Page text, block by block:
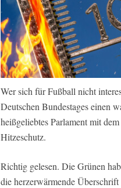
Wer sich für Fußball nicht
Deutschen Bundestages einen
heißgeliebtes Parlament mit
Hitzeschutz.
Richtig gelesen. Die Grünen
die herzerwärmende